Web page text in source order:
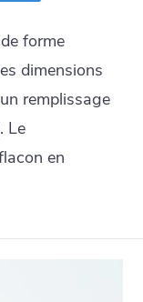
forme
dimensions
remplissage
Le
en